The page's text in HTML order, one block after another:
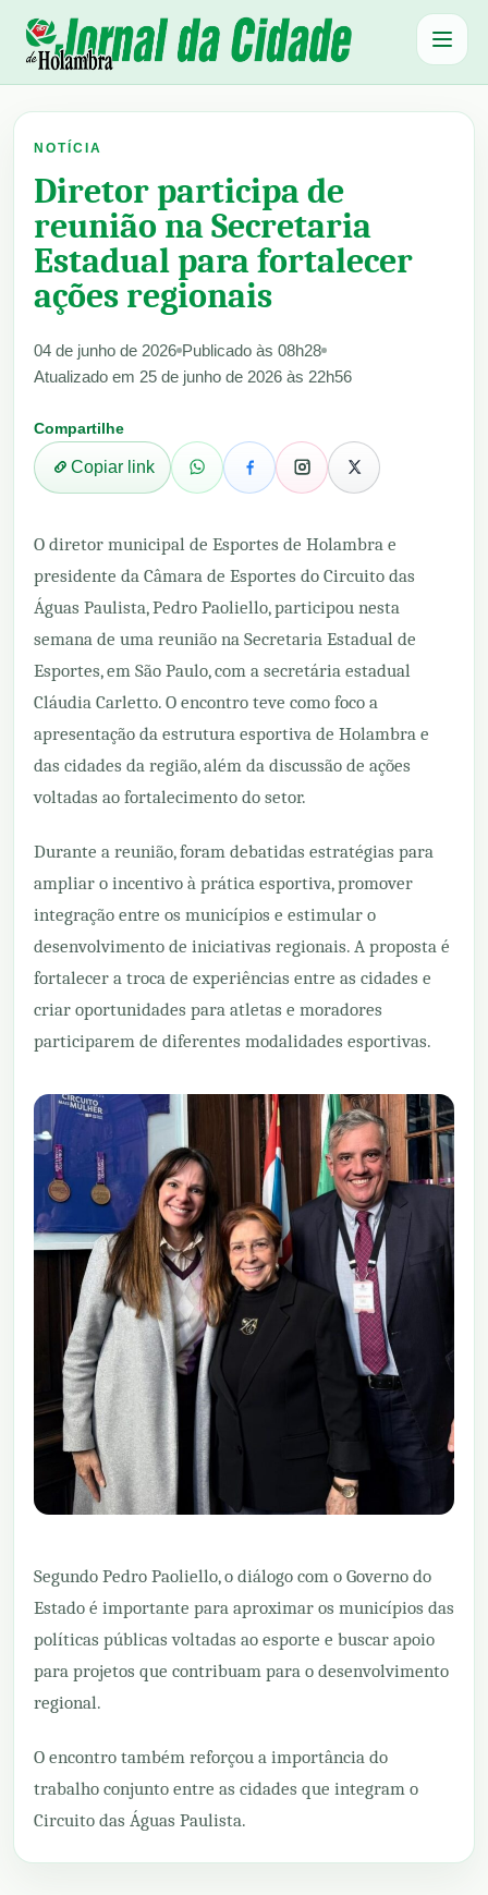
Abrir
NOTÍCIA
Diretor participa de
reunião na Secretaria
Estadual para fortalecer
ações regionais
04 de junho de 2026 Publicado às 08h28
Atualizado em 25 de junho de 2026 às 22h56
Compartilhe
Copiar link
O diretor municipal de Esportes de Holambra e
presidente da Câmara de Esportes do Circuito das
Águas Paulista, Pedro Paoliello, participou nesta
semana de uma reunião na Secretaria Estadual de
Esportes, em São Paulo, com a secretária estadual
Cláudia Carletto. O encontro teve como foco a
apresentação da estrutura esportiva de Holambra e
das cidades da região, além da discussão de ações
voltadas ao fortalecimento do setor.
Durante a reunião, foram debatidas estratégias para
ampliar o incentivo à prática esportiva, promover
integração entre os municípios e estimular o
desenvolvimento de iniciativas regionais. A proposta é
fortalecer a troca de experiências entre as cidades e
criar oportunidades para atletas e moradores
participarem de diferentes modalidades esportivas.
Segundo Pedro Paoliello, o diálogo com o Governo do
Estado é importante para aproximar os municípios das
políticas públicas voltadas ao esporte e buscar apoio
para projetos que contribuam para o desenvolvimento
regional.
O encontro também reforçou a importância do
trabalho conjunto entre as cidades que integram o
Circuito das Águas Paulista.